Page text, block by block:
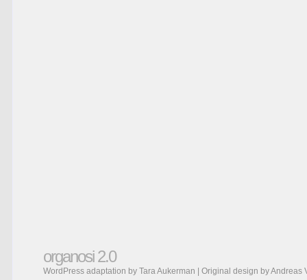
organosi 2.0
WordPress adaptation by Tara Aukerman | Original design byAndreas